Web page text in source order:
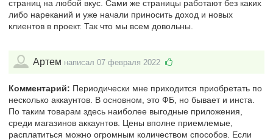
страниц на любой вкус. Сами же страницы работают без каких
либо нареканий и уже начали приносить доход и новых
клиентов в проект. Так что мы всем довольны.
Артем написал 07 февраля 2022
Комментарий: Периодически мне приходится приобретать по
несколько аккаунтов. В основном, это ФБ, но бывает и инста.
По таким товарам здесь наиболее выгодные приложения,
среди магазинов аккаунтов. Цены вполне приемлемые,
расплатиться можно огромным количеством способов. Если